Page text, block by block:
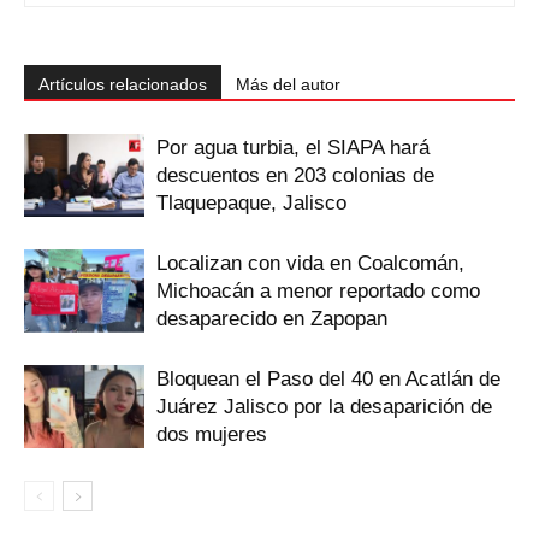
Artículos relacionados Más del autor
Por agua turbia, el SIAPA hará
descuentos en 203 colonias de
Tlaquepaque, Jalisco
Localizan con vida en Coalcomán,
Michoacán a menor reportado como
desaparecido en Zapopan
Bloquean el Paso del 40 en Acatlán de
Juárez Jalisco por la desaparición de
dos mujeres